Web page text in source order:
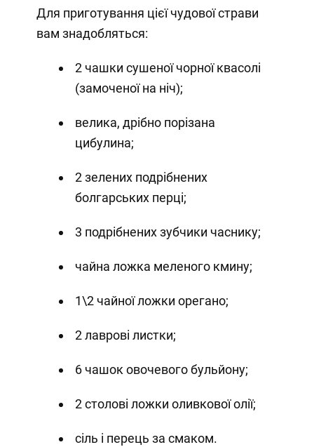
Для приготування цієї чудової страви
вам знадобляться:
2 чашки сушеної чорної квасолі
(замоченої на ніч);
велика, дрібно порізана
цибулина;
2 зелених подрібнених
болгарських перці;
3 подрібнених зубчики часнику;
чайна ложка меленого кмину;
1\2 чайної ложки орегано;
2 лаврові листки;
6 чашок овочевого бульйону;
2 столові ложки оливкової олії;
сіль і перець за смаком.